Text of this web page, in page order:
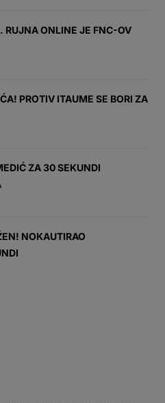
RUJNA ONLINE JE FNC-OV
PROTIV ITAUME SE BORI ZA
ZA 30 SEKUNDI
NOKAUTIRAO